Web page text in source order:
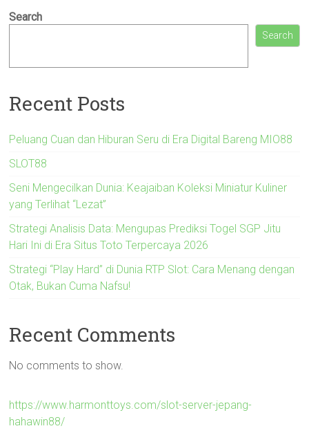
Search
Search
Recent Posts
Peluang Cuan dan Hiburan Seru di Era Digital Bareng MIO88
SLOT88
Seni Mengecilkan Dunia: Keajaiban Koleksi Miniatur Kuliner
yang Terlihat “Lezat”
Strategi Analisis Data: Mengupas Prediksi Togel SGP Jitu
Hari Ini di Era Situs Toto Terpercaya 2026
Strategi “Play Hard” di Dunia RTP Slot: Cara Menang dengan
Otak, Bukan Cuma Nafsu!
Recent Comments
No comments to show.
https://www.harmonttoys.com/slot-server-jepang-
hahawin88/